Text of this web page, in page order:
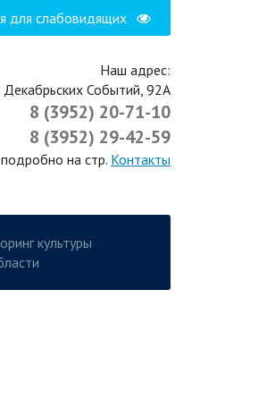
для слабовидящих
Наш адрес:
Декабрьских Событий, 92А
8 (3952) 20-71-10
8 (3952) 29-42-59
подробно на стр. Контакты
культуры